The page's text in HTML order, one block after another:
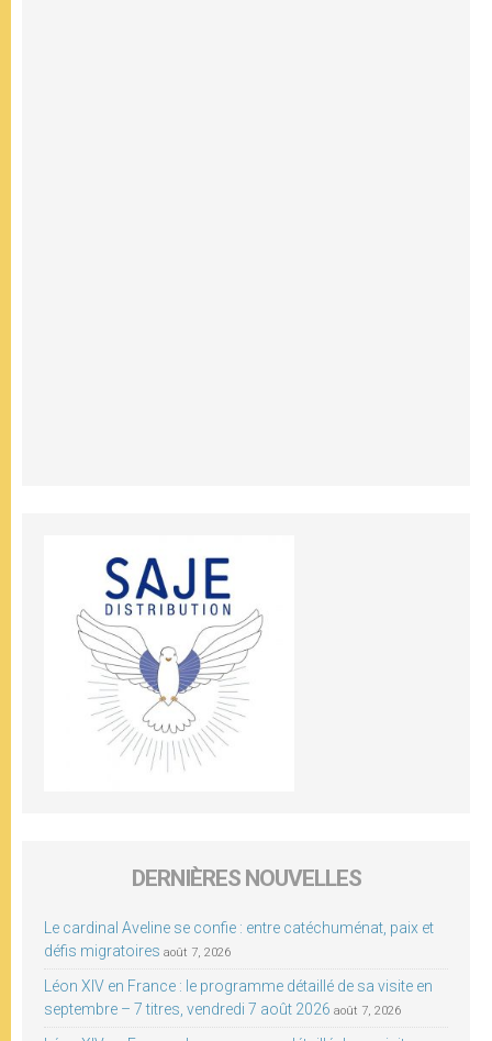
DERNIÈRES NOUVELLES
Le cardinal Aveline se confie : entre catéchuménat, paix et
défis migratoires août 7, 2026
Léon XIV en France : le programme détaillé de sa visite en
septembre – 7 titres, vendredi 7 août 2026 août 7, 2026